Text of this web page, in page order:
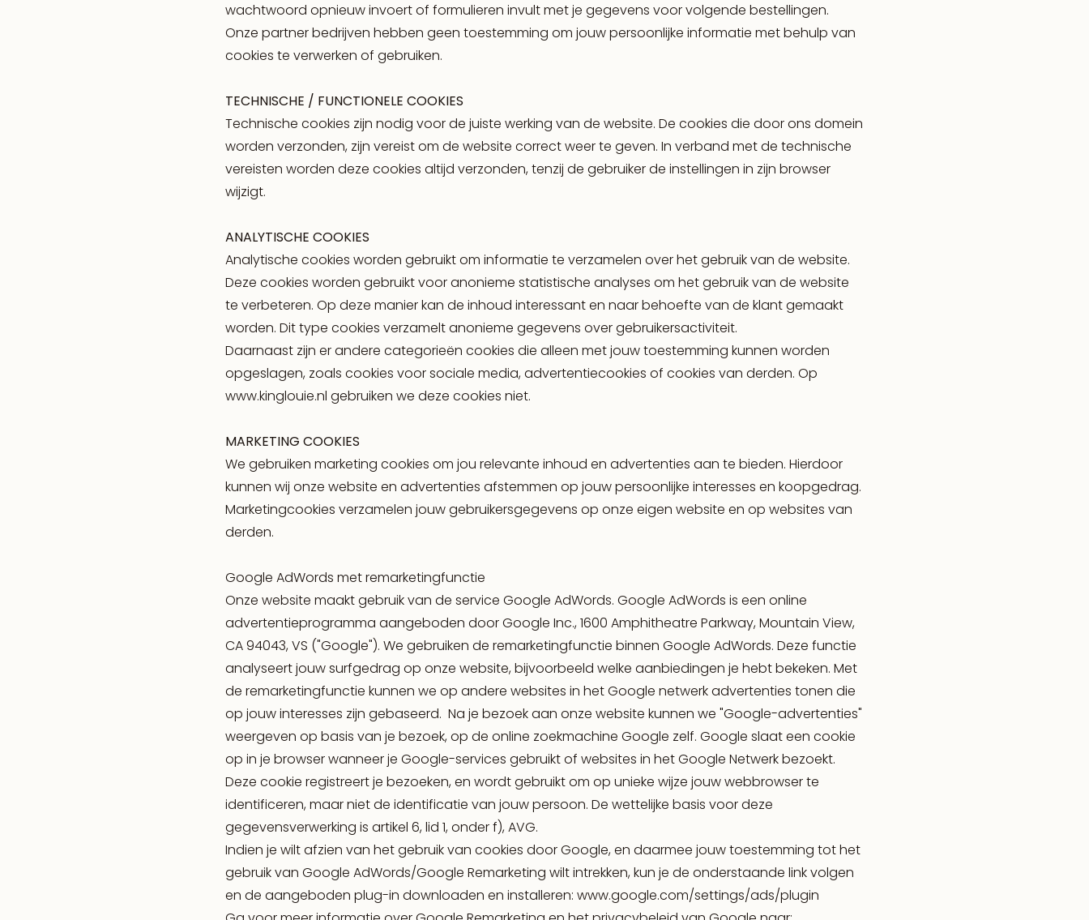
wachtwoord opnieuw invoert of formulieren invult met je gegevens voor volgende bestellingen.
Onze partner bedrijven hebben geen toestemming om jouw persoonlijke informatie met behulp van
cookies te verwerken of gebruiken.
TECHNISCHE / FUNCTIONELE COOKIES
Technische cookies zijn nodig voor de juiste werking van de website. De cookies die door ons domein
worden verzonden, zijn vereist om de website correct weer te geven. In verband met de technische
vereisten worden deze cookies altijd verzonden, tenzij de gebruiker de instellingen in zijn browser
wijzigt.
ANALYTISCHE COOKIES
Analytische cookies worden gebruikt om informatie te verzamelen over het gebruik van de website.
Deze cookies worden gebruikt voor anonieme statistische analyses om het gebruik van de website
te verbeteren. Op deze manier kan de inhoud interessant en naar behoefte van de klant gemaakt
worden. Dit type cookies verzamelt anonieme gegevens over gebruikersactiviteit.
Daarnaast zijn er andere categorieën cookies die alleen met jouw toestemming kunnen worden
opgeslagen, zoals cookies voor sociale media, advertentiecookies of cookies van derden. Op
www.kinglouie.nl gebruiken we deze cookies niet.
MARKETING COOKIES
We gebruiken marketing cookies om jou relevante inhoud en advertenties aan te bieden. Hierdoor
kunnen wij onze website en advertenties afstemmen op jouw persoonlijke interesses en koopgedrag.
Marketingcookies verzamelen jouw gebruikersgegevens op onze eigen website en op websites van
derden.
Google AdWords met remarketingfunctie
Onze website maakt gebruik van de service Google AdWords. Google AdWords is een online
advertentieprogramma aangeboden door Google Inc., 1600 Amphitheatre Parkway, Mountain View,
CA 94043, VS ("Google"). We gebruiken de remarketingfunctie binnen Google AdWords. Deze functie
analyseert jouw surfgedrag op onze website, bijvoorbeeld welke aanbiedingen je hebt bekeken. Met
de remarketingfunctie kunnen we op andere websites in het Google netwerk advertenties tonen die
op jouw interesses zijn gebaseerd. Na je bezoek aan onze website kunnen we "Google-advertenties"
weergeven op basis van je bezoek, op de online zoekmachine Google zelf. Google slaat een cookie
op in je browser wanneer je Google-services gebruikt of websites in het Google Netwerk bezoekt.
Deze cookie registreert je bezoeken, en wordt gebruikt om op unieke wijze jouw webbrowser te
identificeren, maar niet de identificatie van jouw persoon. De wettelijke basis voor deze
gegevensverwerking is artikel 6, lid 1, onder f), AVG.
Indien je wilt afzien van het gebruik van cookies door Google, en daarmee jouw toestemming tot het
gebruik van Google AdWords/Google Remarketing wilt intrekken, kun je de onderstaande link volgen
en de aangeboden plug-in downloaden en installeren: www.google.com/settings/ads/plugin